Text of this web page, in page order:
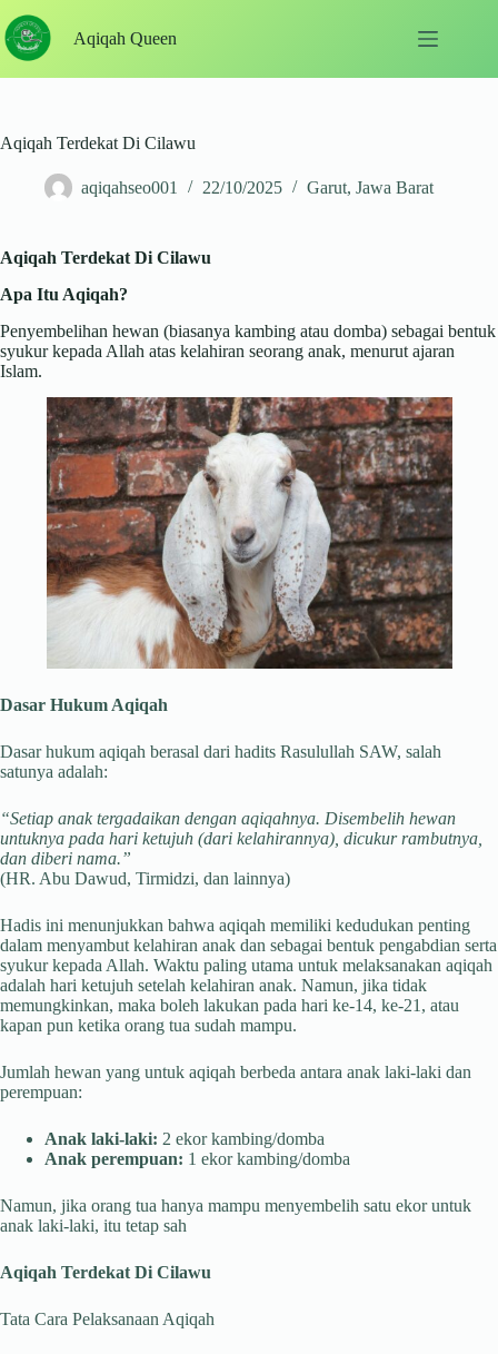
to
content
Aqiqah Queen
Aqiqah Terdekat Di Cilawu
aqiqahseo001 22/10/2025 Garut, Jawa Barat
Aqiqah Terdekat Di Cilawu
Apa Itu Aqiqah?
Penyembelihan hewan (biasanya kambing atau domba) sebagai bentuk
syukur kepada Allah atas kelahiran seorang anak, menurut ajaran
Islam.
Dasar Hukum Aqiqah
Dasar hukum aqiqah berasal dari hadits Rasulullah SAW, salah
satunya adalah:
“Setiap anak tergadaikan dengan aqiqahnya. Disembelih hewan
untuknya pada hari ketujuh (dari kelahirannya), dicukur rambutnya,
dan diberi nama.”
(HR. Abu Dawud, Tirmidzi, dan lainnya)
Hadis ini menunjukkan bahwa aqiqah memiliki kedudukan penting
dalam menyambut kelahiran anak dan sebagai bentuk pengabdian serta
syukur kepada Allah. Waktu paling utama untuk melaksanakan aqiqah
adalah hari ketujuh setelah kelahiran anak. Namun, jika tidak
memungkinkan, maka boleh lakukan pada hari ke-14, ke-21, atau
kapan pun ketika orang tua sudah mampu.
Jumlah hewan yang untuk aqiqah berbeda antara anak laki-laki dan
perempuan:
Anak laki-laki: 2 ekor kambing/domba
Anak perempuan: 1 ekor kambing/domba
Namun, jika orang tua hanya mampu menyembelih satu ekor untuk
anak laki-laki, itu tetap sah
Aqiqah Terdekat Di Cilawu
Tata Cara Pelaksanaan Aqiqah